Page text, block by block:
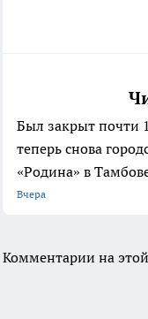
Был закрыт почти
теперь снова
«Родина» в
Вчера
Комментарии на